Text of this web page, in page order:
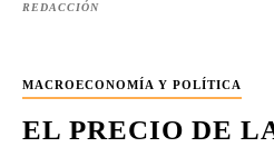
REDACCIÓN
MACROECONOMÍA Y POLÍTICA
EL PRECIO DE